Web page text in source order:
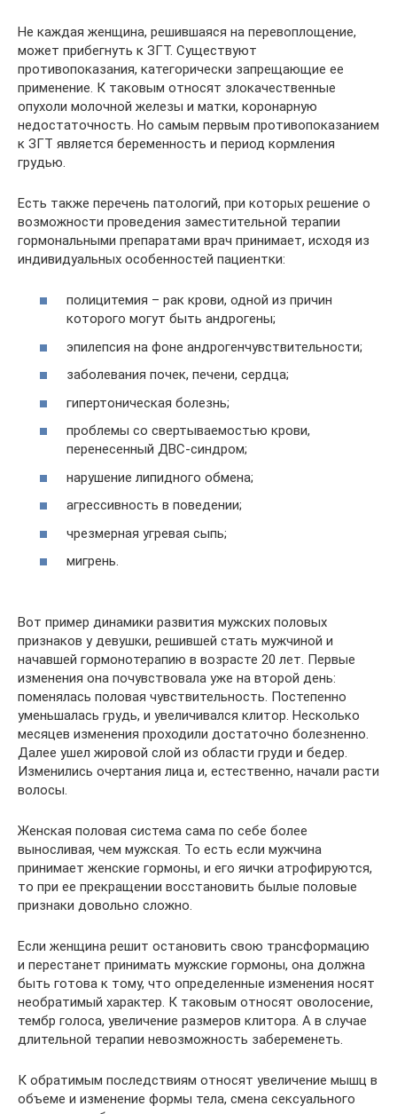
Не каждая женщина, решившаяся на перевоплощение,
может прибегнуть к ЗГТ. Существуют
противопоказания, категорически запрещающие ее
применение. К таковым относят злокачественные
опухоли молочной железы и матки, коронарную
недостаточность. Но самым первым противопоказанием
к ЗГТ является беременность и период кормления
грудью.
Есть также перечень патологий, при которых решение о
возможности проведения заместительной терапии
гормональными препаратами врач принимает, исходя из
индивидуальных особенностей пациентки:
полицитемия – рак крови, одной из причин
которого могут быть андрогены;
эпилепсия на фоне андрогенчувствительности;
заболевания почек, печени, сердца;
гипертоническая болезнь;
проблемы со свертываемостью крови,
перенесенный ДВС-синдром;
нарушение липидного обмена;
агрессивность в поведении;
чрезмерная угревая сыпь;
мигрень.
Вот пример динамики развития мужских половых
признаков у девушки, решившей стать мужчиной и
начавшей гормонотерапию в возрасте 20 лет. Первые
изменения она почувствовала уже на второй день:
поменялась половая чувствительность. Постепенно
уменьшалась грудь, и увеличивался клитор. Несколько
месяцев изменения проходили достаточно болезненно.
Далее ушел жировой слой из области груди и бедер.
Изменились очертания лица и, естественно, начали расти
волосы.
Женская половая система сама по себе более
выносливая, чем мужская. То есть если мужчина
принимает женские гормоны, и его яички атрофируются,
то при ее прекращении восстановить былые половые
признаки довольно сложно.
Если женщина решит остановить свою трансформацию
и перестанет принимать мужские гормоны, она должна
быть готова к тому, что определенные изменения носят
необратимый характер. К таковым относят оволосение,
тембр голоса, увеличение размеров клитора. А в случае
длительной терапии невозможность забеременеть.
К обратимым последствиям относят увеличение мышц в
объеме и изменение формы тела, смена сексуального